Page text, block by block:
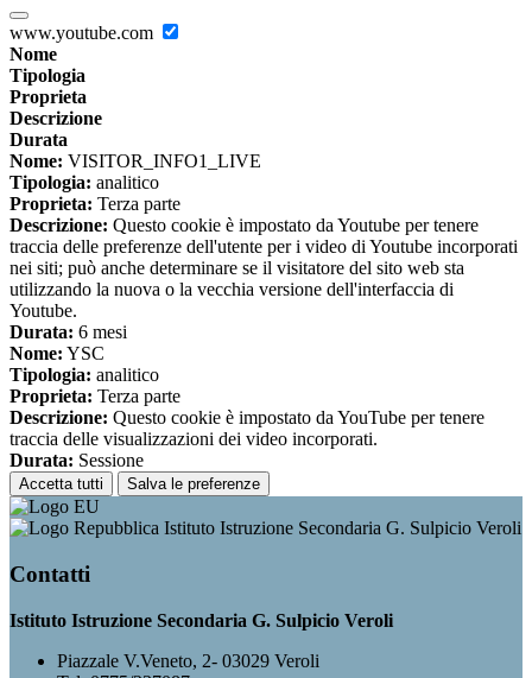
www.youtube.com
Nome
Tipologia
Proprieta
Descrizione
Durata
Nome: VISITOR_INFO1_LIVE
Tipologia: analitico
Proprieta: Terza parte
Descrizione: Questo cookie è impostato da Youtube per tenere
traccia delle preferenze dell'utente per i video di Youtube incorporati
nei siti; può anche determinare se il visitatore del sito web sta
utilizzando la nuova o la vecchia versione dell'interfaccia di
Youtube.
Durata: 6 mesi
Nome: YSC
Tipologia: analitico
Proprieta: Terza parte
Descrizione: Questo cookie è impostato da YouTube per tenere
traccia delle visualizzazioni dei video incorporati.
Durata: Sessione
Accetta tutti Salva le preferenze
Istituto Istruzione Secondaria G. Sulpicio Veroli
Contatti
Istituto Istruzione Secondaria G. Sulpicio Veroli
Piazzale V.Veneto, 2- 03029 Veroli